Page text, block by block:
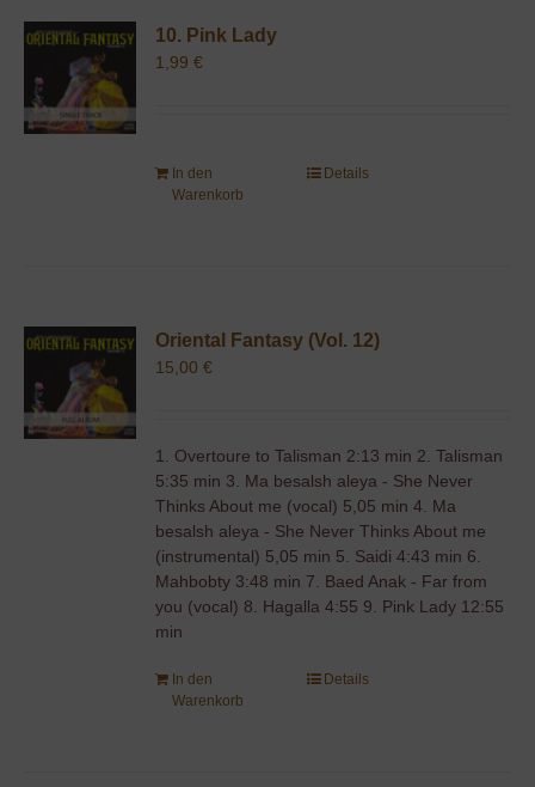
10. Pink Lady
1,99€
In den
Warenkorb
Details
Oriental Fantasy (Vol. 12)
15,00€
1. Overtoure to Talisman 2:13 min 2. Talisman
5:35 min 3. Ma besalsh aleya - She Never
Thinks About me (vocal) 5,05 min 4. Ma
besalsh aleya - She Never Thinks About me
(instrumental) 5,05 min 5. Saidi 4:43 min 6.
Mahbobty 3:48 min 7. Baed Anak - Far from
you (vocal) 8. Hagalla 4:55 9. Pink Lady 12:55
min
In den
Warenkorb
Details